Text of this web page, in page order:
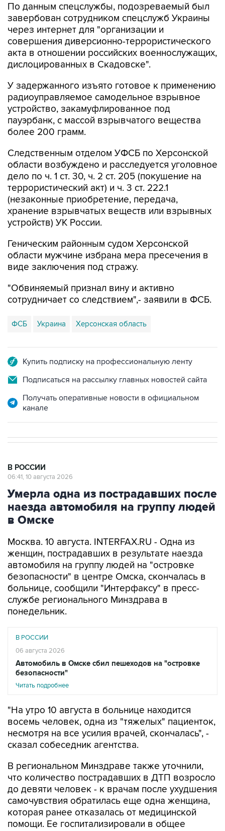
По данным спецслужбы, подозреваемый был
завербован сотрудником спецслужб Украины
через интернет для "организации и
совершения диверсионно-террористического
акта в отношении российских военнослужащих,
дислоцированных в Скадовске".
У задержанного изъято готовое к применению
радиоуправляемое самодельное взрывное
устройство, закамуфлированное под
пауэрбанк, с массой взрывчатого вещества
более 200 грамм.
Следственным отделом УФСБ по Херсонской
области возбуждено и расследуется уголовное
дело по ч. 1 ст. 30, ч. 2 ст. 205 (покушение на
террористический акт) и ч. 3 ст. 222.1
(незаконные приобретение, передача,
хранение взрывчатых веществ или взрывных
устройств) УК России.
Геническим районным судом Херсонской
области мужчине избрана мера пресечения в
виде заключения под стражу.
"Обвиняемый признал вину и активно
сотрудничает со следствием",- заявили в ФСБ.
ФСБ Украина Херсонская область
Купить подписку на профессиональную ленту
Подписаться на рассылку главных новостей сайта
Получать оперативные новости в официальном
канале
В РОССИИ
06:41, 10 августа 2026
Умерла одна из пострадавших после
наезда автомобиля на группу людей
в Омске
Москва. 10 августа. INTERFAX.RU - Одна из
женщин, пострадавших в результате наезда
автомобиля на группу людей на "островке
безопасности" в центре Омска, скончалась в
больнице, сообщили "Интерфаксу" в пресс-
службе регионального Минздрава в
понедельник.
В РОССИИ
06 августа 2026
Автомобиль в Омске сбил пешеходов на "островке
безопасности"
Читать подробнее
"На утро 10 августа в больнице находится
восемь человек, одна из "тяжелых" пациенток,
несмотря на все усилия врачей, скончалась", -
сказал собеседник агентства.
В региональном Минздраве также уточнили,
что количество пострадавших в ДТП возросло
до девяти человек - к врачам после ухудшения
самочувствия обратилась еще одна женщина,
которая ранее отказалась от медицинской
помощи. Ее госпитализировали в общее